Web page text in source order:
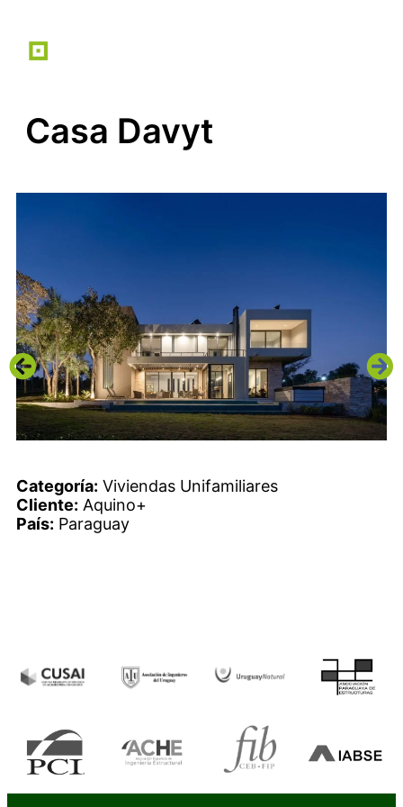
Casa Davyt
Categoría: Viviendas Unifamiliares
Cliente: Aquino+
País: Paraguay